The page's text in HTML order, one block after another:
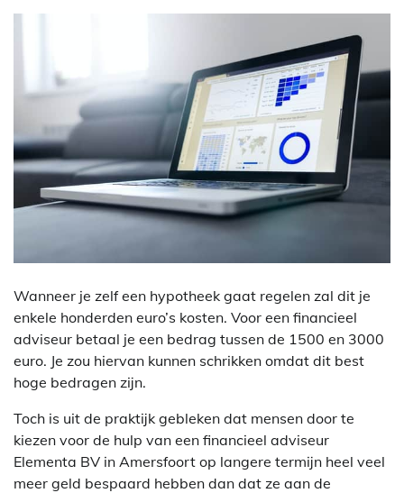
Wanneer je zelf een hypotheek gaat regelen zal dit je
enkele honderden euro’s kosten. Voor een financieel
adviseur betaal je een bedrag tussen de 1500 en 3000
euro. Je zou hiervan kunnen schrikken omdat dit best
hoge bedragen zijn.
Toch is uit de praktijk gebleken dat mensen door te
kiezen voor de hulp van een financieel adviseur
Elementa BV in Amersfoort op langere termijn heel veel
meer geld bespaard hebben dan dat ze aan de